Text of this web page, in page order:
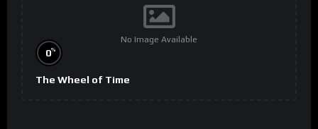
No Image Available
0%
The Wheel of Time